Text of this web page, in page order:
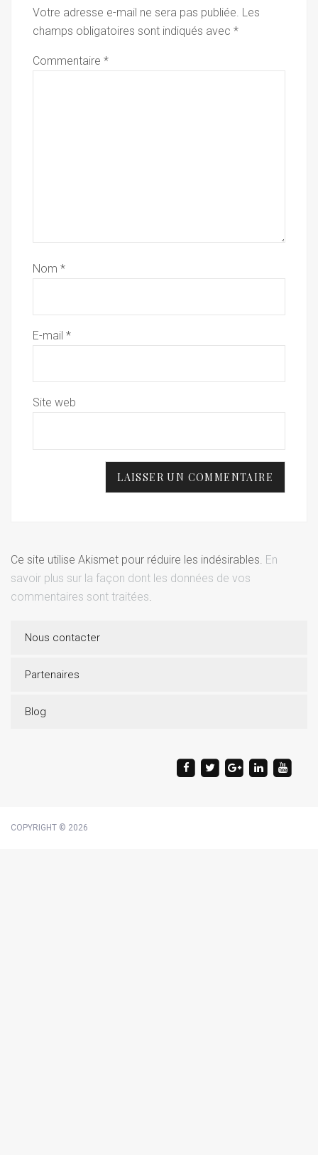
Votre adresse e-mail ne sera pas publiée. Les
champs obligatoires sont indiqués avec *
Commentaire *
Nom *
E-mail *
Site web
Ce site utilise Akismet pour réduire les indésirables. En
savoir plus sur la façon dont les données de vos
commentaires sont traitées.
Nous contacter
Partenaires
Blog
COPYRIGHT © 2026